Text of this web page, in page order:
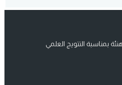
بمناسبة التتويج العلمي